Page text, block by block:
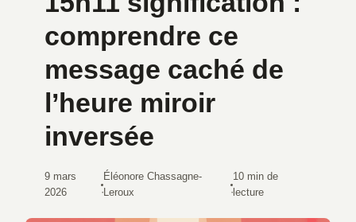
comprendre ce
message caché de
l’heure miroir
inversée
9 mars
2026
·
Éléonore Chassagne-
Leroux
·
10 min de
lecture